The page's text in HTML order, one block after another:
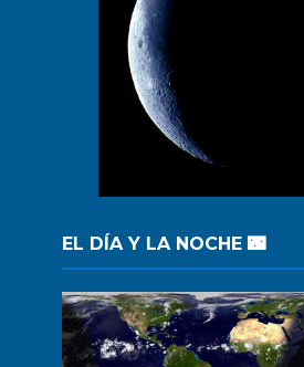
EL DÍA Y LA NOCHE 🌃